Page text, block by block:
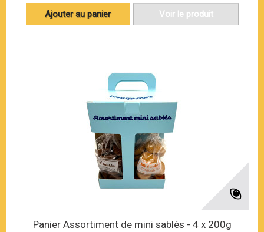
Ajouter au panier Voir le produit
Panier Assortiment de mini sablés - 4 x 200g